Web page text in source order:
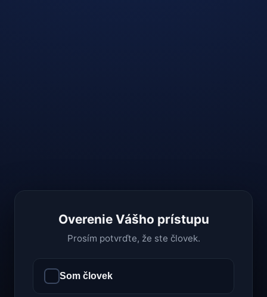
Overenie Vášho prístupu
Prosím potvrďte, že ste človek.
Som človek